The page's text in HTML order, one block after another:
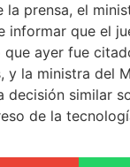
prensa, el
informar que el
ayer fue
la ministra del
decisión similar
de la